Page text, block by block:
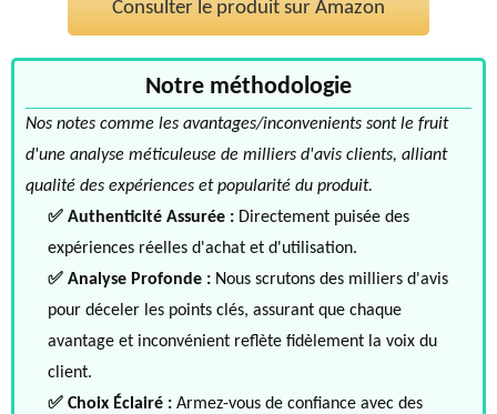
Consulter le produit sur Amazon
Notre méthodologie
Nos notes comme les avantages/inconvenients sont le fruit
d'une analyse méticuleuse de milliers d'avis clients, alliant
qualité des expériences et popularité du produit.
✅ Authenticité Assurée : Directement puisée des
expériences réelles d'achat et d'utilisation.
✅ Analyse Profonde : Nous scrutons des milliers d'avis
pour déceler les points clés, assurant que chaque
avantage et inconvénient reflète fidèlement la voix du
client.
✅ Choix Éclairé : Armez-vous de confiance avec des